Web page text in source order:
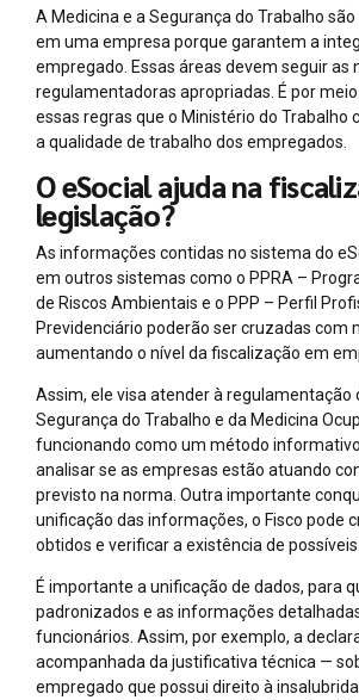
A Medicina e a Segurança do Trabalho
em uma empresa porque garantem a
empregado. Essas áreas devem seguir as
regulamentadoras apropriadas. É por
essas regras que o Ministério do Trabalho
a qualidade de trabalho dos empregados.
O eSocial ajuda na
legislação?
As informações contidas no sistema do
em outros sistemas como o PPRA –
de Riscos Ambientais e o PPP – Perfil
Previdenciário poderão ser cruzadas com
aumentando o nível da fiscalização em
Assim, ele visa atender à regulamentação
Segurança do Trabalho e da Medicina
funcionando como um método
analisar se as empresas estão atuando
previsto na norma. Outra importante
unificação das informações, o Fisco pode
obtidos e verificar a existência de possíveis
É importante a unificação de dados, para
padronizados e as informações
funcionários. Assim, por exemplo, a
acompanhada da justificativa técnica —
empregado que possui direito à